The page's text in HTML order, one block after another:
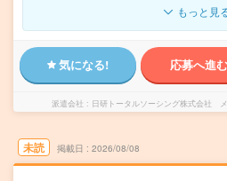
もっと見
気になる! 応募へ進む
派遣会社 日研トータルソーシング株式会社
未読 掲載日 2026/08/08